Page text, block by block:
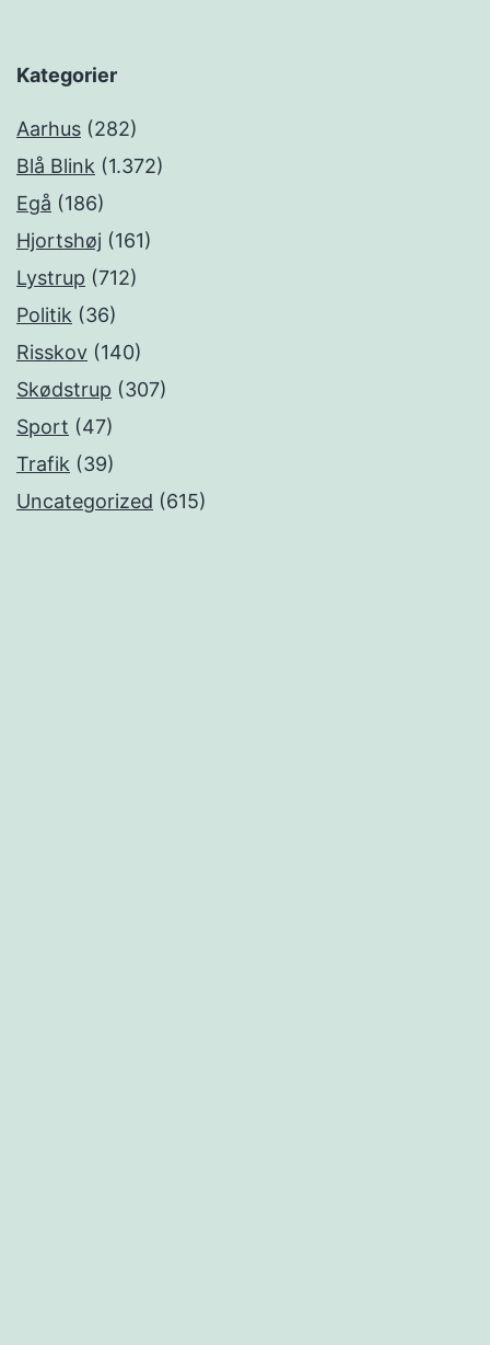
Kategorier
Aarhus (282)
Blå Blink (1.372)
Egå (186)
Hjortshøj (161)
Lystrup (712)
Politik (36)
Risskov (140)
Skødstrup (307)
Sport (47)
Trafik (39)
Uncategorized (615)